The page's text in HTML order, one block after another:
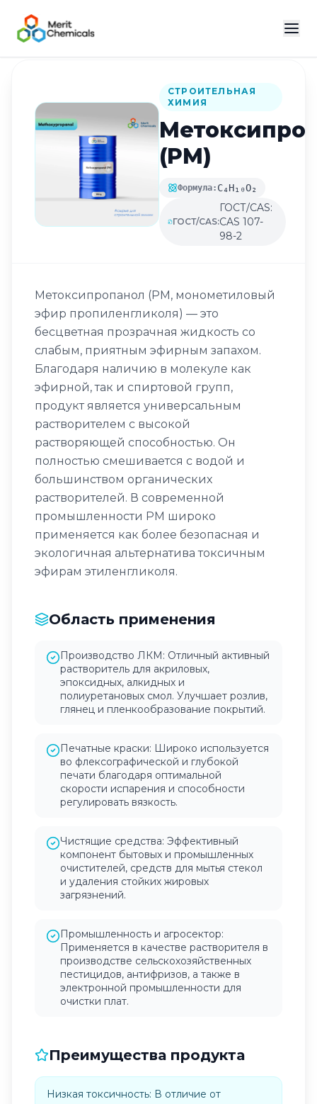
Назад в каталог
СТРОИТЕЛЬНАЯ
ХИМИЯ
(PM)
Формула: C₄H₁₀O₂
ГОСТ/CAS:
ГОСТ/CAS:
CAS 107-
98-2
Метоксипропанол (PM, монометиловый
эфир пропиленгликоля) — это
бесцветная прозрачная жидкость со
слабым, приятным эфирным запахом.
Благодаря наличию в молекуле как
эфирной, так и спиртовой групп,
продукт является универсальным
растворителем с высокой
растворяющей способностью. Он
полностью смешивается с водой и
большинством органических
растворителей. В современной
промышленности PM широко
применяется как более безопасная и
экологичная альтернатива токсичным
эфирам этиленгликоля.
Область применения
Производство ЛКМ: Отличный активный
растворитель для акриловых,
эпоксидных, алкидных и
полиуретановых смол. Улучшает розлив,
глянец и пленкообразование покрытий.
Печатные краски: Широко используется
во флексографической и глубокой
печати благодаря оптимальной
скорости испарения и способности
регулировать вязкость.
Чистящие средства: Эффективный
компонент бытовых и промышленных
очистителей, средств для мытья стекол
и удаления стойких жировых
загрязнений.
Промышленность и агросектор:
Применяется в качестве растворителя в
производстве сельскохозяйственных
пестицидов, антифризов, а также в
электронной промышленности для
очистки плат.
Преимущества продукта
Низкая токсичность: В отличие от